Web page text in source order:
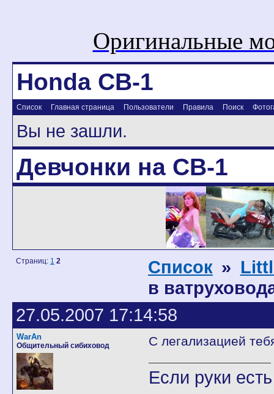
Оригинальные
Honda CB-1
Список Главная страница Пользователи Правила Поиск
Вы не зашли.
Девчонки на CB-1
Страниц: 1 2 Список »
в
27.05.2007 17:14:58
WarAn
Общительный сибиховод С легализацией
Если руки